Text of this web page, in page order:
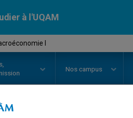
à l'UQAM
I
Nos campus